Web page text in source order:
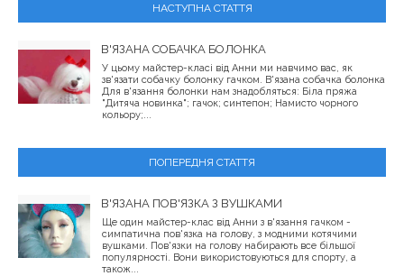
НАСТУПНА СТАТТЯ
В'ЯЗАНА СОБАЧКА БОЛОНКА
У цьому майстер-класі від Анни ми навчимо вас, як
зв'язати собачку болонку гачком. В'язана собачка болонка
Для в'язання болонки нам знадобляться: Біла пряжа
"Дитяча новинка"; гачок; синтепон; Намисто чорного
кольору;...
ПОПЕРЕДНЯ СТАТТЯ
В'ЯЗАНА ПОВ'ЯЗКА З ВУШКАМИ
Ще один майстер-клас від Анни з в'язання гачком -
симпатична пов'язка на голову, з модними котячими
вушками. Пов'язки на голову набирають все більшої
популярності. Вони використовуються для спорту, а
також...